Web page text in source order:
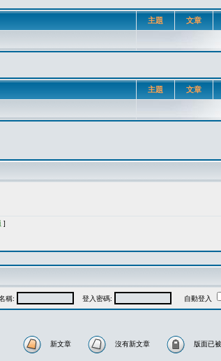
主題 文章
主題 文章
]
稱: 登入密碼: 自動登入
新文章 沒有新文章 版面已